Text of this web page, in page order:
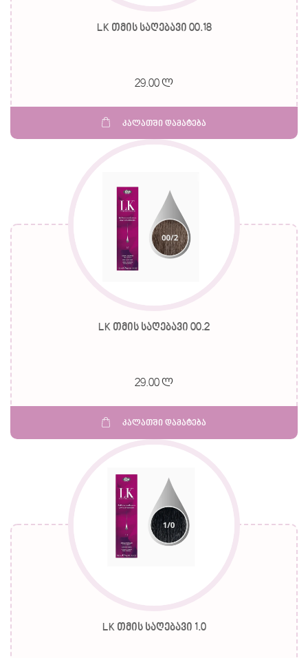
LK თმის საღებავი 00.18
29.00 ლ
კალათში დამატება
LK თმის საღებავი 00.2
29.00 ლ
კალათში დამატება
LK თმის საღებავი 1.0